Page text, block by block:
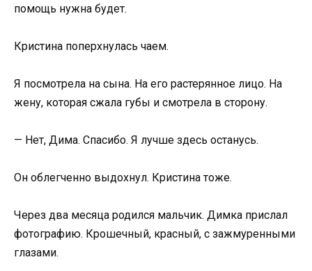
помощь нужна будет.
Кристина поперхнулась чаем.
Я посмотрела на сына. На его растерянное лицо. На
жену, которая сжала губы и смотрела в сторону.
— Нет, Дима. Спасибо. Я лучше здесь останусь.
Он облегченно выдохнул. Кристина тоже.
Через два месяца родился мальчик. Димка прислал
фотографию. Крошечный, красный, с зажмуренными
глазами.